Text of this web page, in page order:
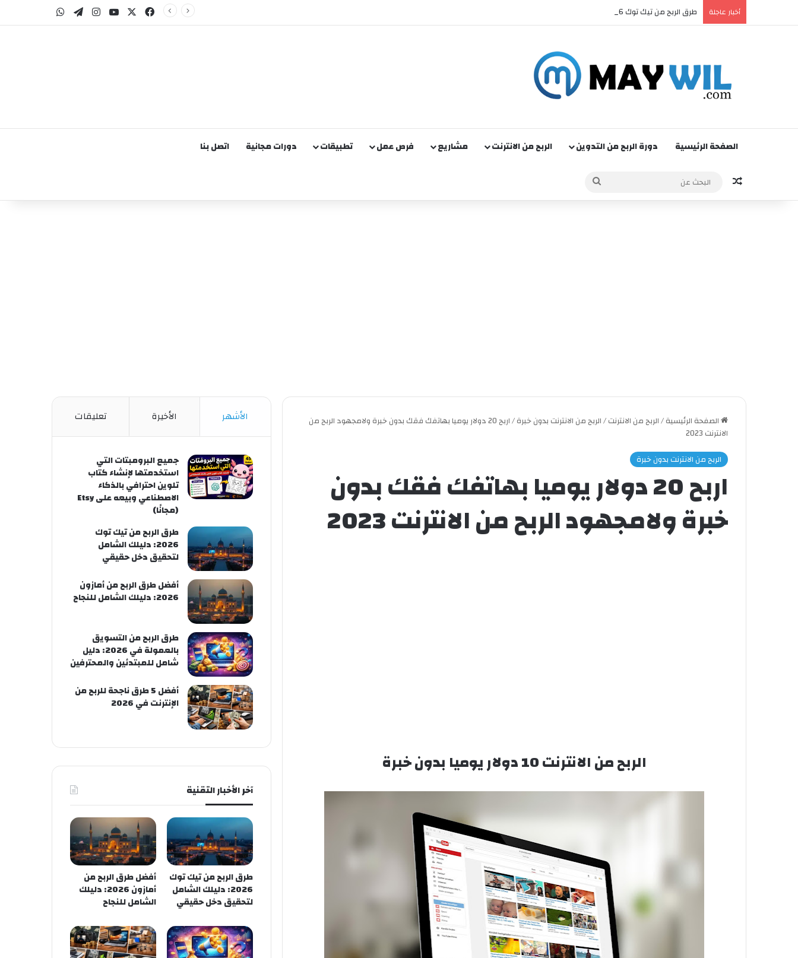
أخبار عاجلة طرق الربح من تيك توك 2026: دليلك الشامل لتحقيق دخل حقيقي فيسبوك‫YouTubeانستقرام
تيلقرامواتساب
الصفحة الرئيسية دورة الربح من التدوين الربح من الانترنت مشاريع فرص عمل تطبيقات دورات مجانية اتصل بنا
مقالة عشوائية
البحث
عن
الصفحة الرئيسية/الربح من الانترنت/الربح من الانترنت بدون خبرة/
اربح 20 دولار يوميا بهاتفك فقك بدون خبرة ولامجهود الربح من
الانترنت 2023
الربح من الانترنت بدون خبرة
اربح 20 دولار يوميا بهاتفك فقك بدون
خبرة ولامجهود الربح من الانترنت 2023
الربح من الانترنت 10 دولار يوميا بدون خبرة
الأشهر الأخيرة تعليقات
جميع البرومبتات التي
استخدمتها لإنشاء كتاب
تلوين احترافي بالذكاء
الاصطناعي وبيعه على Etsy
(مجانًا)
طرق الربح من تيك توك
2026: دليلك الشامل
لتحقيق دخل حقيقي
أفضل طرق الربح من أمازون
2026: دليلك الشامل للنجاح
طرق الربح من التسويق
بالعمولة في 2026: دليل
شامل للمبتدئين والمحترفين
أفضل 5 طرق ناجحة للربح من
الإنترنت في 2026
آخر الأخبار التقنية
طرق الربح من تيك توك
2026: دليلك الشامل
لتحقيق دخل حقيقي
أفضل طرق الربح من
أمازون 2026: دليلك
الشامل للنجاح